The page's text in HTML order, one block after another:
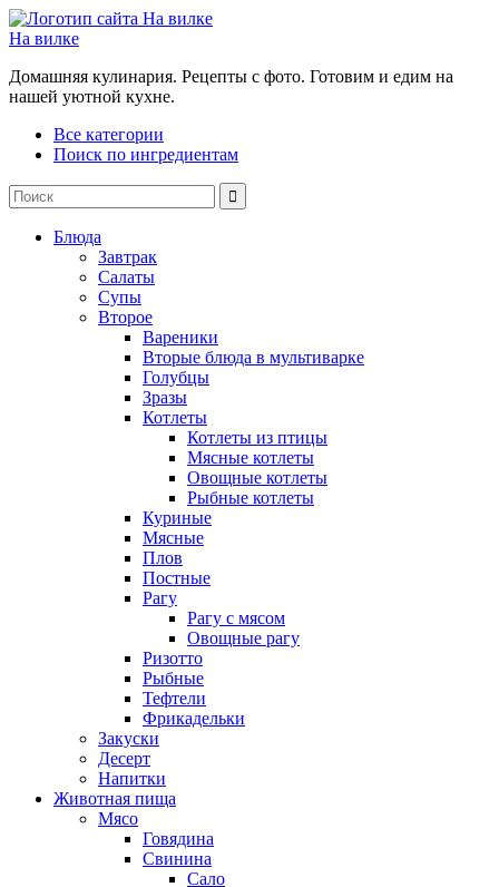
На вилке
Домашняя кулинария. Рецепты с фото. Готовим и едим на
нашей уютной кухне.
Все категории
Поиск по ингредиентам
Блюда
Завтрак
Салаты
Супы
Второе
Вареники
Вторые блюда в мультиварке
Голубцы
Зразы
Котлеты
Котлеты из птицы
Мясные котлеты
Овощные котлеты
Рыбные котлеты
Куриные
Мясные
Плов
Постные
Рагу
Рагу с мясом
Овощные рагу
Ризотто
Рыбные
Тефтели
Фрикадельки
Закуски
Десерт
Напитки
Животная пища
Мясо
Говядина
Свинина
Сало